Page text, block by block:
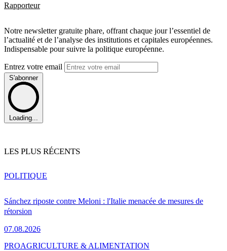
Rapporteur
Notre newsletter gratuite phare, offrant chaque jour l’essentiel de
l’actualité et de l’analyse des institutions et capitales européennes.
Indispensable pour suivre la politique européenne.
Entrez votre email
S'abonner
Loading...
LES PLUS RÉCENTS
Sánchez riposte contre Meloni : l'Italie menacée de mesures de
rétorsion
07.08.2026
POLITIQUE
PROAGRICULTURE & ALIMENTATION